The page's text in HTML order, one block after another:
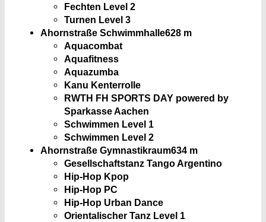
Fechten Level 2
Turnen Level 3
Ahornstraße Schwimmhalle628 m
Aquacombat
Aquafitness
Aquazumba
Kanu Kenterrolle
RWTH FH SPORTS DAY powered by
Sparkasse Aachen
Schwimmen Level 1
Schwimmen Level 2
Ahornstraße Gymnastikraum634 m
Gesellschaftstanz Tango Argentino
Hip-Hop Kpop
Hip-Hop PC
Hip-Hop Urban Dance
Orientalischer Tanz Level 1